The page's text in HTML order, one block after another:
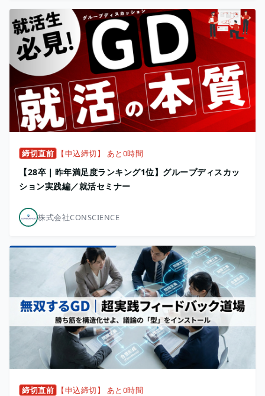
締切直前 【申込締切】 あと0時間
【28卒｜昨年満足度ランキング1位】グループディスカッ
ション実践編／就活セミナー
株式会社CONSCIENCE
締切直前 【申込締切】 あと0時間